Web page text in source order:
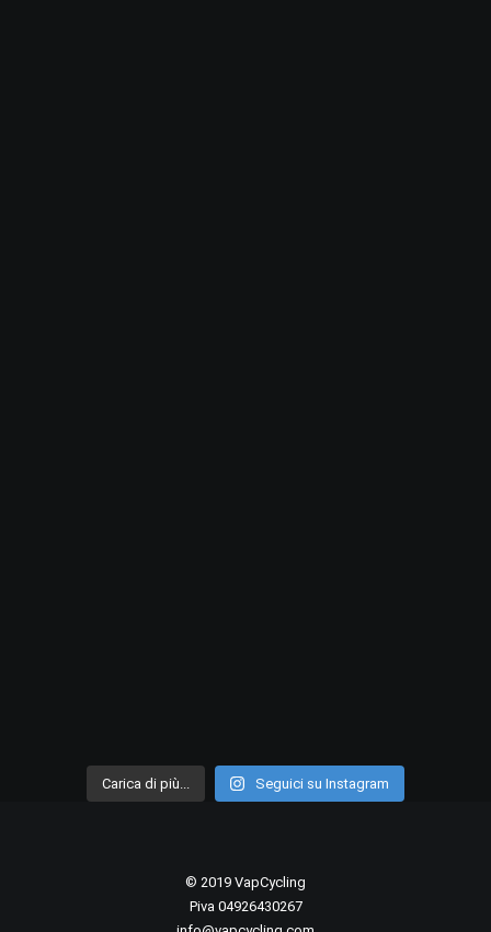
Carica di più... Seguici su Instagram
© 2019 VapCycling
Piva 04926430267